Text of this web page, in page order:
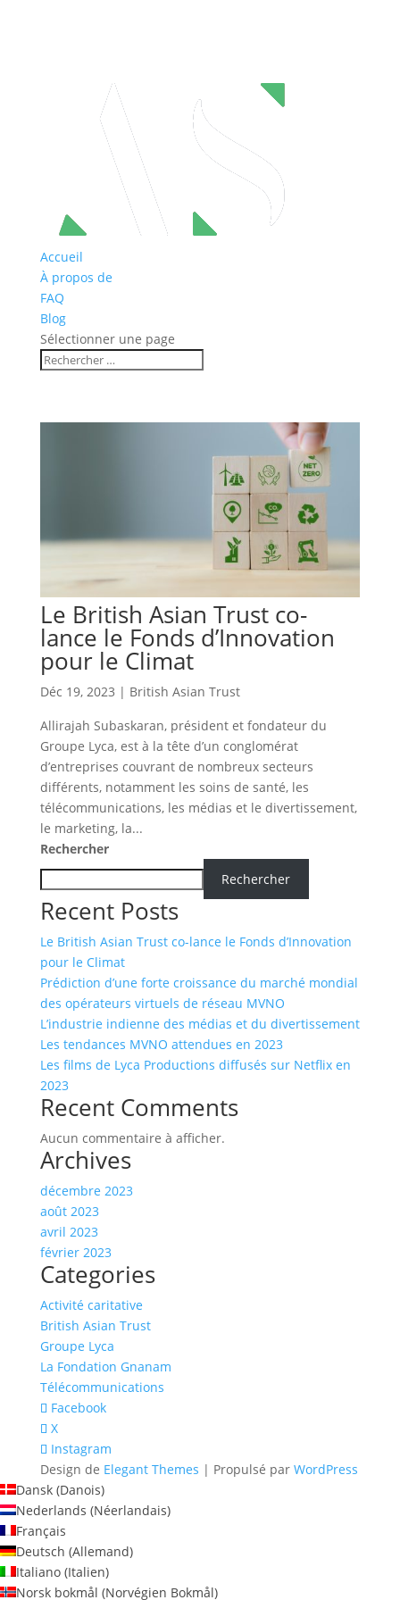
Accueil
À propos de
FAQ
Blog
Sélectionner une page
Le British Asian Trust co-
lance le Fonds d’Innovation
pour le Climat
Déc 19, 2023 | British Asian Trust
Allirajah Subaskaran, président et fondateur du
Groupe Lyca, est à la tête d’un conglomérat
d’entreprises couvrant de nombreux secteurs
différents, notamment les soins de santé, les
télécommunications, les médias et le divertissement,
le marketing, la...
Rechercher
Rechercher
Recent Posts
Le British Asian Trust co-lance le Fonds d’Innovation
pour le Climat
Prédiction d’une forte croissance du marché mondial
des opérateurs virtuels de réseau MVNO
L’industrie indienne des médias et du divertissement
Les tendances MVNO attendues en 2023
Les films de Lyca Productions diffusés sur Netflix en
2023
Recent Comments
Aucun commentaire à afficher.
Archives
décembre 2023
août 2023
avril 2023
février 2023
Categories
Activité caritative
British Asian Trust
Groupe Lyca
La Fondation Gnanam
Télécommunications
Facebook
X
Instagram
Design de Elegant Themes | Propulsé par WordPress
Dansk (Danois)
Nederlands (Néerlandais)
Français
Deutsch (Allemand)
Italiano (Italien)
Norsk bokmål (Norvégien Bokmål)